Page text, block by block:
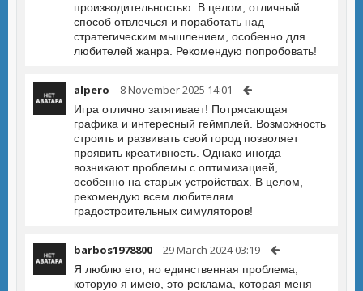
производительностью. В целом, отличный
способ отвлечься и поработать над
стратегическим мышлением, особенно для
любителей жанра. Рекомендую попробовать!
alpero 8 November 2025 14:01
Игра отлично затягивает! Потрясающая
графика и интересный геймплей. Возможность
строить и развивать свой город позволяет
проявить креативность. Однако иногда
возникают проблемы с оптимизацией,
особенно на старых устройствах. В целом,
рекомендую всем любителям
градостроительных симуляторов!
barbos1978800 29 March 2024 03:19
Я люблю его, но единственная проблема,
которую я имею, это реклама, которая меня